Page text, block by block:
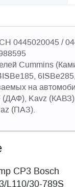
0445020045 /
Cummins
на
(ДАФ), Kavz
(ПАЗ).
CP3 Bosch
L110/30-789S